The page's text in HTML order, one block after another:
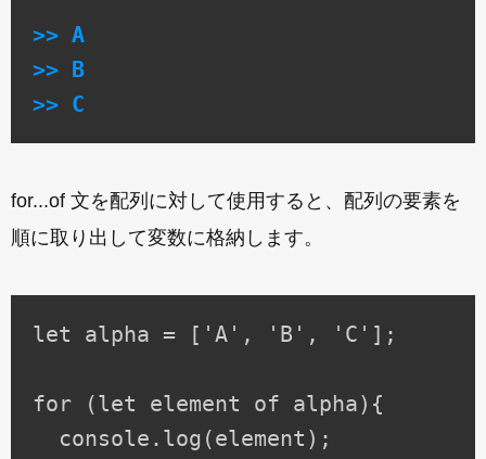
>> A
>> B
>> C
for...of 文を配列に対して使用すると、配列の要素を
順に取り出して変数に格納します。
let alpha = ['A', 'B', 'C'];
for (let element of alpha){
  console.log(element);